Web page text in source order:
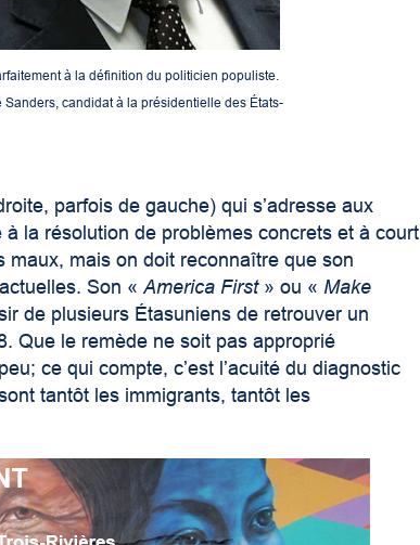
à la définition du politicien populiste.
candidat à la présidentielle des États-
parfois de gauche) qui s’adresse aux
la résolution de problèmes concrets et à court
mais on doit reconnaître que son
Son «America First » ou « Make
de plusieurs Étasuniens de retrouver un
Que le remède ne soit pas approprié
ce qui compte, c’est l’acuité du diagnostic
tantôt les immigrants, tantôt les